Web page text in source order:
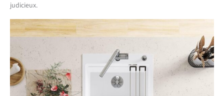
judicieux.